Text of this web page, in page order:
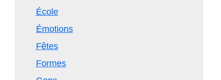
École
Émotions
Fêtes
Formes